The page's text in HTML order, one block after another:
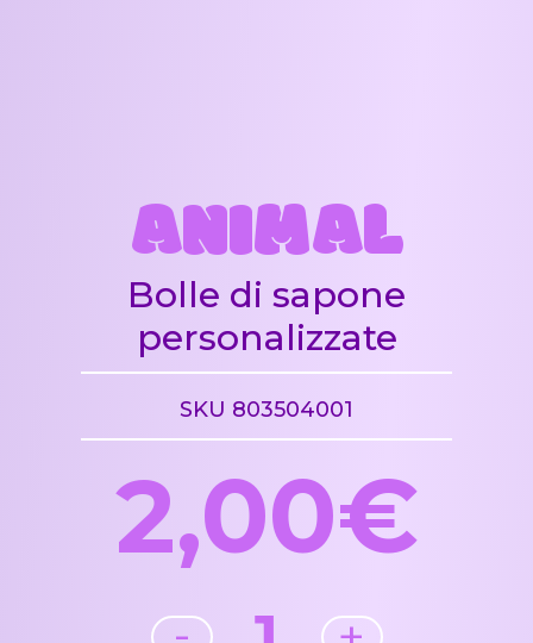
ANIMAL
Bolle di sapone
personalizzate
SKU 803504001
2,00€